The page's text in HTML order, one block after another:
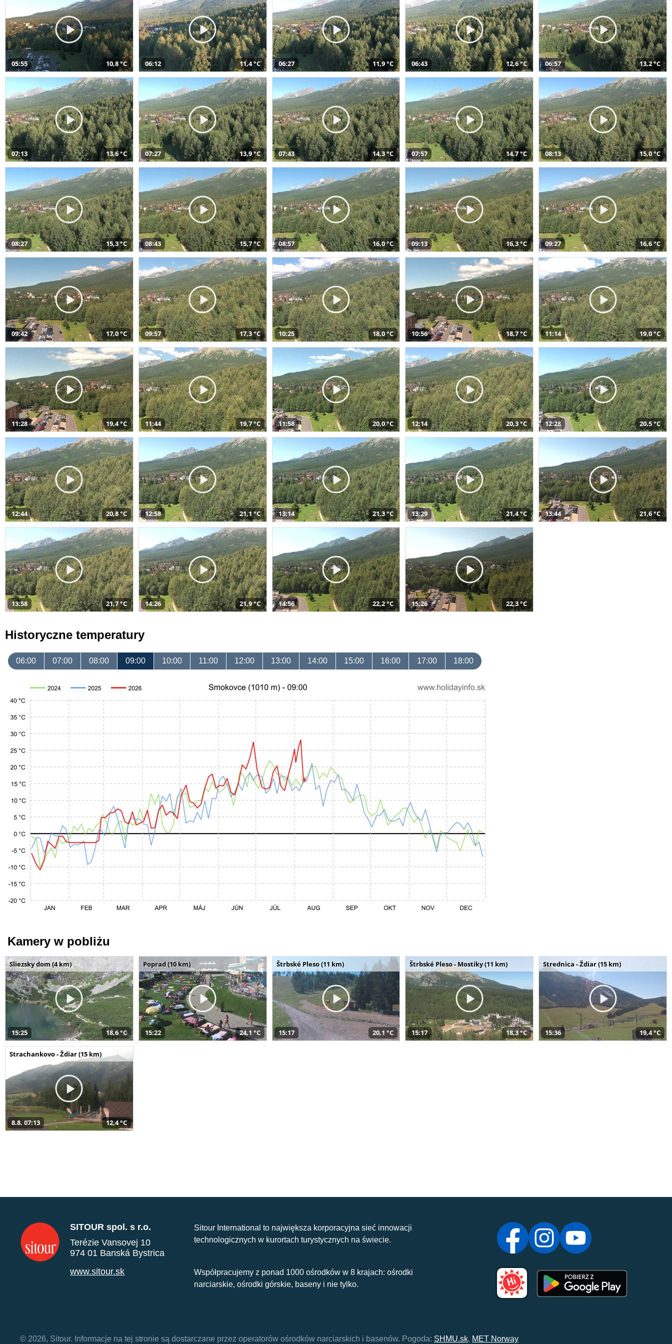
05:55 10,8 °C 06:12 11,4 °C 06:27 11,9 °C 06:43 12,6 °C 06:57 13,2 °C
07:13 13,6 °C 07:27 13,9 °C 07:43 14,3 °C 07:57 14,7 °C 08:13 15,0 °C
08:27 15,3 °C 08:43 15,7 °C 08:57 16,0 °C 09:13 16,3 °C 09:27 16,6 °C
09:42 17,0 °C 09:57 17,3 °C 10:25 18,0 °C 10:56 18,7 °C 11:14 19,0 °C
11:28 19,4 °C 11:44 19,7 °C 11:58 20,0 °C 12:14 20,3 °C 12:28 20,5 °C
12:44 20,8 °C 12:58 21,1 °C 13:14 21,3 °C 13:29 21,4 °C 13:44 21,6 °C
13:58 21,7 °C 14:26 21,9 °C 14:56 22,2 °C 15:26 22,3 °C
Historyczne temperatury
06:00 07:00 08:00 09:00 10:00 11:00 12:00 13:00 14:00 15:00 16:00 17:00 18:00
Kamery w pobliżu
Sliezsky dom (4 km)
15:25 18,6 °C
Poprad (10 km)
15:22 24,1 °C
Štrbské Pleso (11 km)
15:17 20,1 °C
Štrbské Pleso - Mostíky (11 km)
15:17 18,3 °C
Strednica - Ždiar (15 km)
15:36 19,4 °C
Strachankovo - Ždiar (15 km)
8.8. 07:13 12,4 °C
SITOUR spol. s r.o.
Terézie Vansovej 10
974 01 Banská Bystrica
www.sitour.sk
Sitour International to największa korporacyjna sieć innowacji
technologicznych w kurortach turystycznych na świecie.
Współpracujemy z ponad 1000 ośrodków w 8 krajach: ośrodki
narciarskie, ośrodki górskie, baseny i nie tylko.
© 2026, Sitour. Informacje na tej stronie są dostarczane przez operatorów ośrodków narciarskich i basenów. Pogoda: SHMU.sk, MET Norway